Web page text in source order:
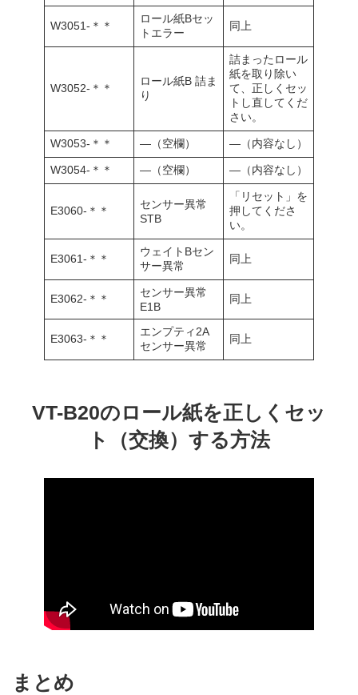
W3051-＊＊
ロール紙Bセッ
トエラー
同上
W3052-＊＊
ロール紙B 詰ま
り
詰まったロール
紙を取り除い
て、正しくセッ
トし直してくだ
さい。
W3053-＊＊ ―（空欄） ―（内容なし）
W3054-＊＊ ―（空欄） ―（内容なし）
E3060-＊＊
センサー異常
STB
「リセット」を
押してくださ
い。
E3061-＊＊
ウェイトBセン
サー異常
同上
E3062-＊＊
センサー異常
E1B
同上
E3063-＊＊
エンプティ2A
センサー異常
同上
VT-B20のロール紙を正しくセッ
ト（交換）する方法
まとめ